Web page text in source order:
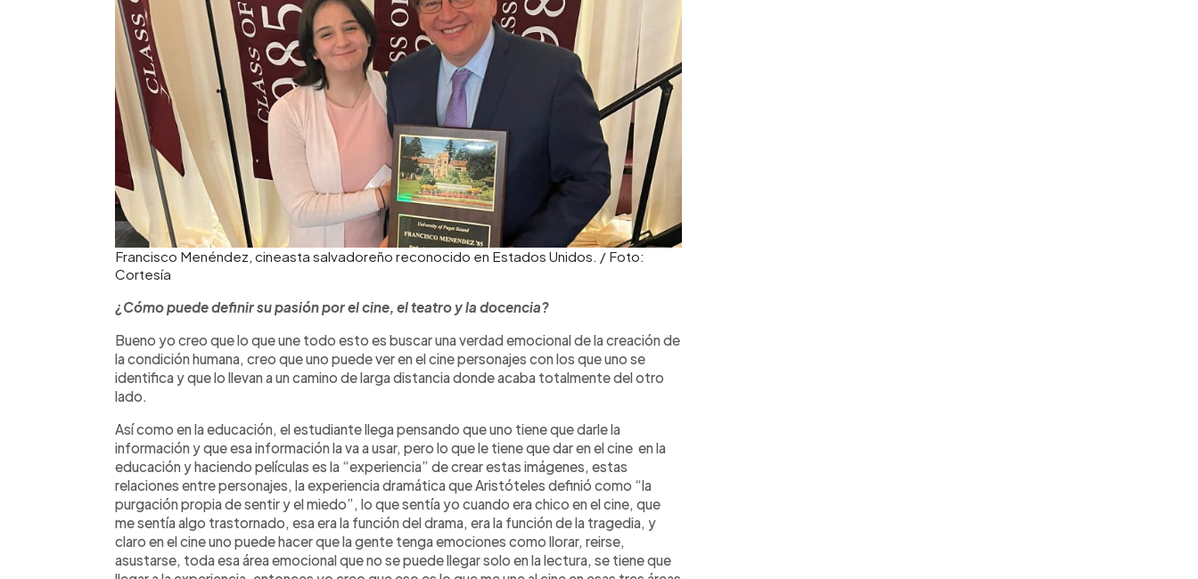
Francisco Menéndez, cineasta salvadoreño reconocido en Estados Unidos. / Foto:
Cortesía
¿Cómo puede definir su pasión por el cine, el teatro y la docencia?
Bueno yo creo que lo que une todo esto es buscar una verdad emocional de la creación de
la condición humana, creo que uno puede ver en el cine personajes con los que uno se
identifica y que lo llevan a un camino de larga distancia donde acaba totalmente del otro
lado.
Así como en la educación, el estudiante llega pensando que uno tiene que darle la
información y que esa información la va a usar, pero lo que le tiene que dar en el cine en la
educación y haciendo películas es la “experiencia” de crear estas imágenes, estas
relaciones entre personajes, la experiencia dramática que Aristóteles definió como “la
purgación propia de sentir y el miedo”, lo que sentía yo cuando era chico en el cine, que
me sentía algo trastornado, esa era la función del drama, era la función de la tragedia, y
claro en el cine uno puede hacer que la gente tenga emociones como llorar, reirse,
asustarse, toda esa área emocional que no se puede llegar solo en la lectura, se tiene que